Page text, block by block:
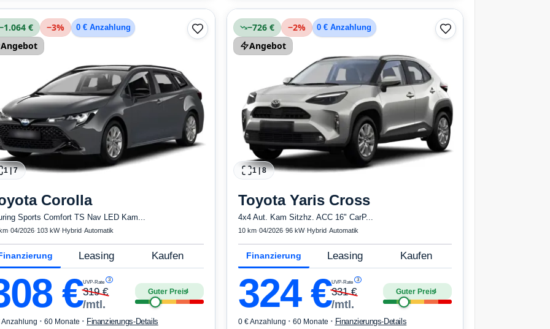
€ −3% 0 € Anzahlung
Angebot
1|7
Corolla
Sports Comfort TS Nav LED Kam...
·04/2026· 103 kW· Hybrid·Automatik
Leasing Kaufen
€UVP-Rate 3
319€
/mtl.
Guter Preis4
Anzahlung · 60 Monate · Finanzierungs-Details
−726 € −2% 0 € Anzahlung
Angebot
1|8
Toyota Yaris Cross
4x4 Aut. Kam Sitzhz. ACC 16" CarP...
10 km·04/2026·96 kW· Hybrid·Automatik
Finanzierung Leasing Kaufen
324€UVP-Rate 3
331€
/mtl.
Guter Preis4
0 € Anzahlung · 60 Monate · Finanzierungs-Details